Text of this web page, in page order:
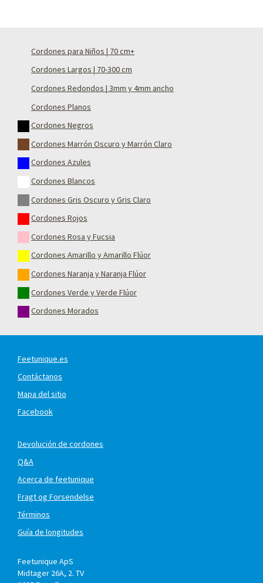
Cordones para Niños | 70 cm+
Cordones Largos | 70-300 cm
Cordones Redondos | 3mm y 4mm ancho
Cordones Planos
Cordones Negros
Cordones Marrón Oscuro y Marrón Claro
Cordones Azules
Cordones Blancos
Cordones Gris Oscuro y Gris Claro
Cordones Rojos
Cordones Rosa y Fucsia
Cordones Amarillo y Amarillo Flúor
Cordones Naranja y Naranja Flúor
Cordones Verde y Verde Flúor
Cordones Morados
Feetunique.es
Contáctanos
Mapa del sitio
Facebook
Devolución de cordones
Q&A
Acerca de feetunique
Fragt og Forsendelse
Términos
Guía de longitudes
Feetunique ApS
Midtager 26A, 2. TV